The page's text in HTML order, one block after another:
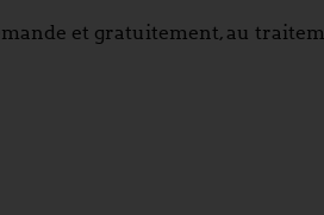
et gratuitement, au